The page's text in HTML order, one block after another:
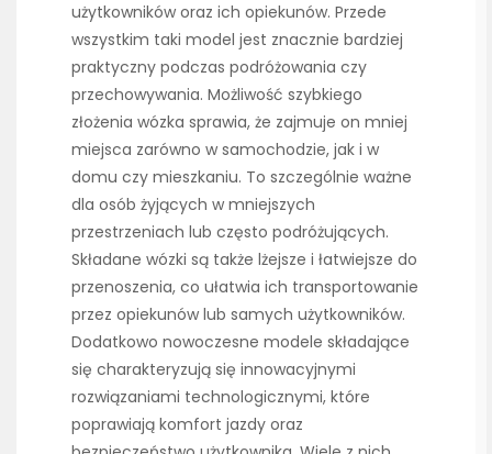
użytkowników oraz ich opiekunów. Przede
wszystkim taki model jest znacznie bardziej
praktyczny podczas podróżowania czy
przechowywania. Możliwość szybkiego
złożenia wózka sprawia, że zajmuje on mniej
miejsca zarówno w samochodzie, jak i w
domu czy mieszkaniu. To szczególnie ważne
dla osób żyjących w mniejszych
przestrzeniach lub często podróżujących.
Składane wózki są także lżejsze i łatwiejsze do
przenoszenia, co ułatwia ich transportowanie
przez opiekunów lub samych użytkowników.
Dodatkowo nowoczesne modele składające
się charakteryzują się innowacyjnymi
rozwiązaniami technologicznymi, które
poprawiają komfort jazdy oraz